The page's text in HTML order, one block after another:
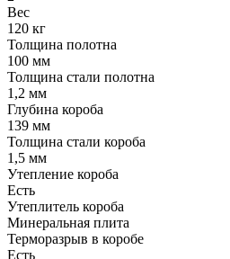
Вес
120 кг
Толщина полотна
100 мм
Толщина стали полотна
1,2 мм
Глубина короба
139 мм
Толщина стали короба
1,5 мм
Утепление короба
Есть
Утеплитель короба
Минеральная плита
Терморазрыв в коробе
Есть